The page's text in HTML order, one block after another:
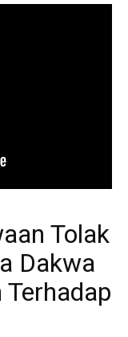
Tolak
Dakwa